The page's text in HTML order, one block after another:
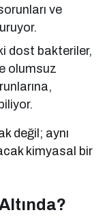
ve
dost bakteriler,
olumsuz
değil; aynı
kimyasal bir